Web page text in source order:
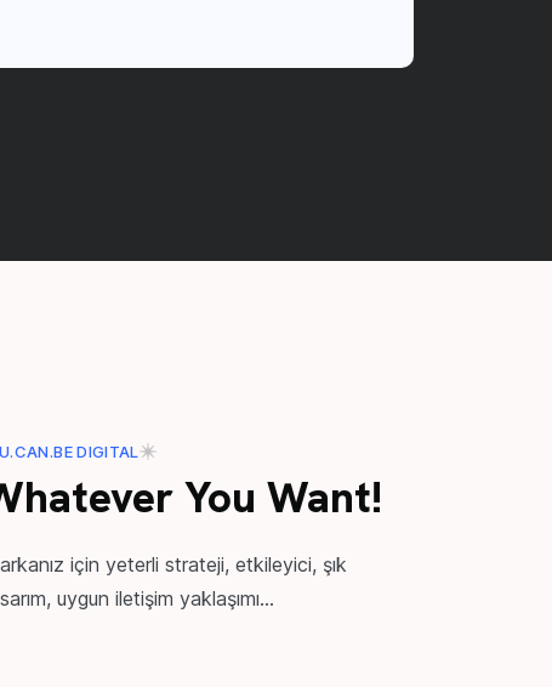
U.CAN.BE DIGITAL
You Want!
için yeterli strateji, etkileyici, şık
uygun iletişim yaklaşımı...